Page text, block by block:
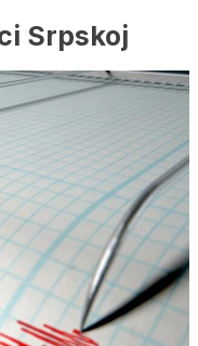
Srpskoj